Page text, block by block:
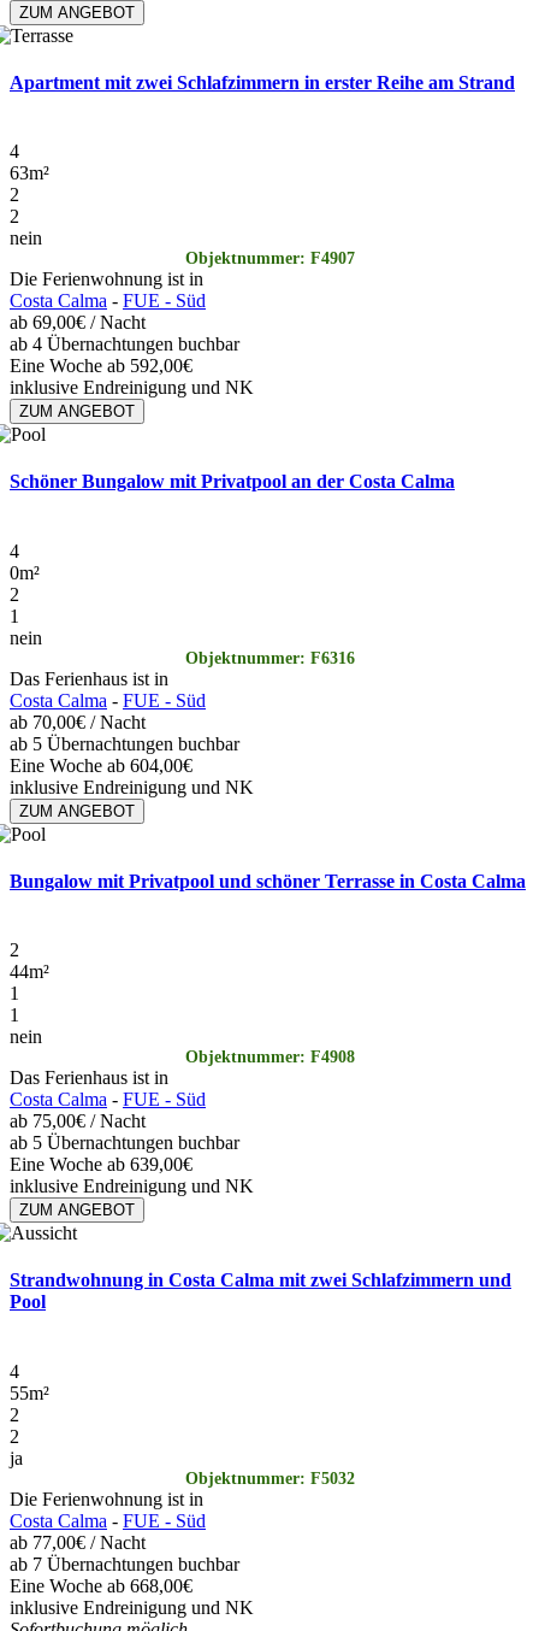
ZUM ANGEBOT
Apartment mit zwei Schlafzimmern in erster Reihe am Strand
4
63m²
2
2
nein
Objektnummer: F4907
Die Ferienwohnung ist in
Costa Calma - FUE - Süd
ab 69,00€ / Nacht
ab 4 Übernachtungen buchbar
Eine Woche ab 592,00€
inklusive Endreinigung und NK
ZUM ANGEBOT
Schöner Bungalow mit Privatpool an der Costa Calma
4
0m²
2
1
nein
Objektnummer: F6316
Das Ferienhaus ist in
Costa Calma - FUE - Süd
ab 70,00€ / Nacht
ab 5 Übernachtungen buchbar
Eine Woche ab 604,00€
inklusive Endreinigung und NK
ZUM ANGEBOT
Bungalow mit Privatpool und schöner Terrasse in Costa Calma
2
44m²
1
1
nein
Objektnummer: F4908
Das Ferienhaus ist in
Costa Calma - FUE - Süd
ab 75,00€ / Nacht
ab 5 Übernachtungen buchbar
Eine Woche ab 639,00€
inklusive Endreinigung und NK
ZUM ANGEBOT
Strandwohnung in Costa Calma mit zwei Schlafzimmern und
Pool
4
55m²
2
2
ja
Objektnummer: F5032
Die Ferienwohnung ist in
Costa Calma - FUE - Süd
ab 77,00€ / Nacht
ab 7 Übernachtungen buchbar
Eine Woche ab 668,00€
inklusive Endreinigung und NK